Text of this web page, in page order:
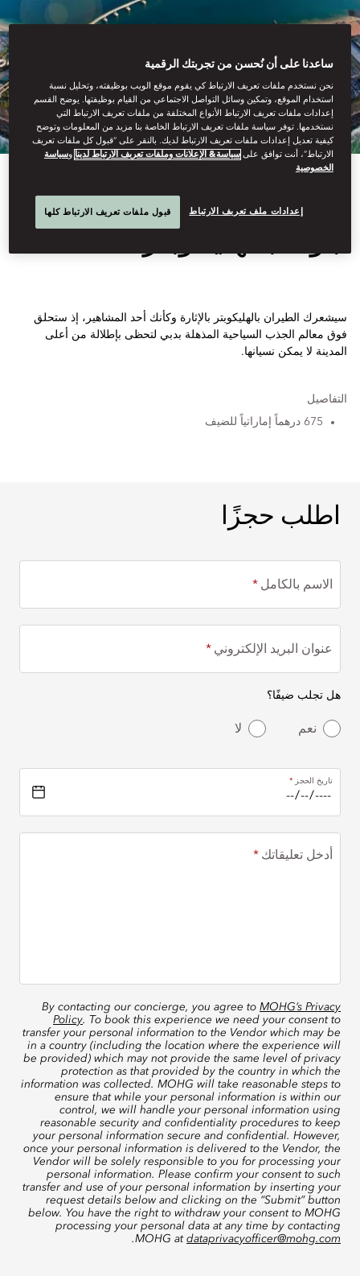
جولة بالهليكوبتر
سيشعرك الطيران بالهليكوبتر بالإثارة وكأنك أحد المشاهير، إذ ستحلق
فوق معالم الجذب السياحية المذهلة بدبي لتحظى بإطلالة من أعلى
المدينة لا يمكن نسيانها.
التفاصيل
675 درهماً إماراتياً للضيف
اطلب حجزًا
اطلب حجزًا
الاسم بالكامل
عنوان البريد الإلكتروني
هل تجلب ضيفًا؟
نعم لا
تاريخ الحجز
أدخل تعليقاتك
By contacting our concierge, you agree to MOHG’s Privacy
Policy. To book this experience we need your consent to
transfer your personal information to the Vendor which may be
in a country (including the location where the experience will
be provided) which may not provide the same level of privacy
protection as that provided by the country in which the
information was collected. MOHG will take reasonable steps to
ensure that while your personal information is within our
control, we will handle your personal information using
reasonable security and confidentiality procedures to keep
your personal information secure and confidential. However,
once your personal information is delivered to the Vendor, the
Vendor will be solely responsible to you for processing your
personal information. Please confirm your consent to such
transfer and use of your personal information by inserting your
request details below and clicking on the “Submit” button
below. You have the right to withdraw your consent to MOHG
processing your personal data at any time by contacting
MOHG at dataprivacyofficer@mohg.com
.
ساعدنا على أن نُحسن من تجربتك الرقمية
نحن نستخدم ملفات تعريف الارتباط كي يقوم موقع الويب بوظيفته، وتحليل نسبة
استخدام الموقع، وتمكين وسائل التواصل الاجتماعي من القيام بوظيفتها. يوضح القسم
إعدادات ملفات تعريف الارتباط الأنواع المختلفة من ملفات تعريف الارتباط التي
نستخدمها. توفر سياسة ملفات تعريف الارتباط الخاصة بنا مزيد من المعلومات وتوضح
كيفية تعديل إعدادات ملفات تعريف الارتباط لديك. بالنقر على “قبول كل ملفات تعريف
الارتباط”، أنت توافق علىسياسة& الإعلانات وملفات تعريف الارتباط لدينا وسياسة
الخصوصية
إعدادات ملف تعريف الارتباط قبول ملفات تعريف الارتباط كلها